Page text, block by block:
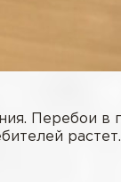
Перебои в
растет.